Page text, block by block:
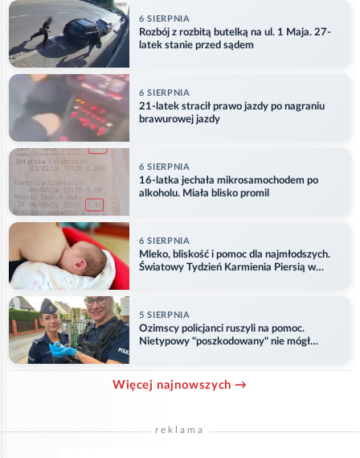
6 SIERPNIA
Rozbój z rozbitą butelką na ul. 1 Maja. 27-
latek stanie przed sądem
6 SIERPNIA
21-latek stracił prawo jazdy po nagraniu
brawurowej jazdy
6 SIERPNIA
16-latka jechała mikrosamochodem po
alkoholu. Miała blisko promil
6 SIERPNIA
Mleko, bliskość i pomoc dla najmłodszych.
Światowy Tydzień Karmienia Piersią w
5 SIERPNIA
Ozimscy policjanci ruszyli na pomoc.
Nietypowy "poszkodowany" nie mógł
Więcej najnowszych →
reklama